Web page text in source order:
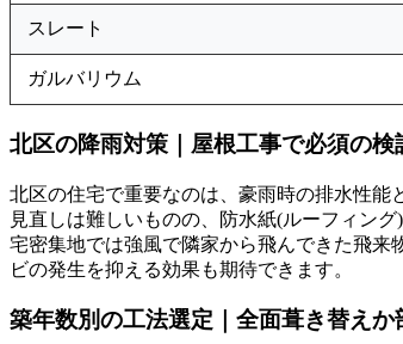
スレート
ガルバリウム
北区の降雨対策｜屋根工事で必須の検
北区の住宅で重要なのは、豪雨時の排水性
見直しは難しいものの、防水紙(ルーフィン
宅密集地では強風で隣家から飛んできた飛来
ビの発生を抑える効果も期待できます。
築年数別の工法選定｜全面葺き替えか